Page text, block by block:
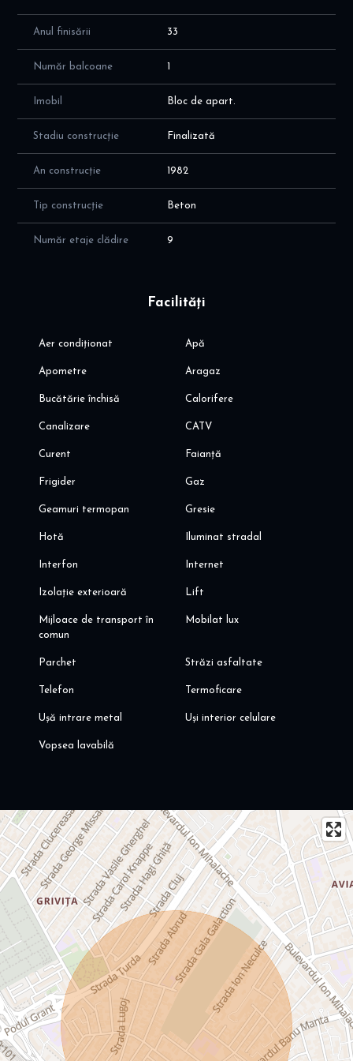
Anul finisării 33
Număr balcoane 1
Imobil Bloc de apart.
Stadiu construcție Finalizată
An construcție 1982
Tip construcție Beton
Număr etaje clădire 9
Facilități
Aer condiționat Apă
Apometre Aragaz
Bucătărie închisă Calorifere
Canalizare CATV
Curent Faianță
Frigider Gaz
Geamuri termopan Gresie
Hotă Iluminat stradal
Interfon Internet
Izolație exterioară Lift
Mijloace de transport în
comun
Mobilat lux
Parchet Străzi asfaltate
Telefon Termoficare
Ușă intrare metal Uși interior celulare
Vopsea lavabilă